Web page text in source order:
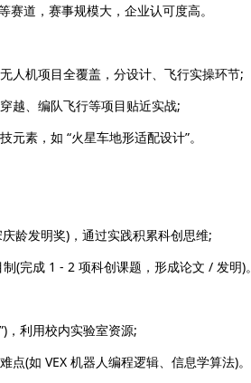
道，赛事规模大，企业认可度高。
机项目全覆盖，分设计、飞行实操环节;
越、编队飞行等项目贴近实战;
素，如 “火星车地形适配设计”。
龄发明奖)，通过实践积累科创思维;
完成 1 - 2 项科创课题，形成论文 / 发明)。
利用校内实验室资源;
(如 VEX 机器人编程逻辑、信息学算法)。